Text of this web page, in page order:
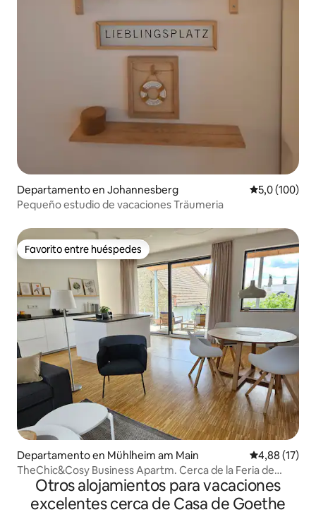
Departamento en Johannesberg Calificación
5,0 (100)
Pequeño estudio de vacaciones Träumeria
Favorito entre huéspedes
Favorito entre huéspedes
Departamento en Mühlheim am Main Calificación
4,88 (17)
TheChic&Cosy Business Apartm. Cerca de la Feria de
Fráncfort
Otros alojamientos para vacaciones
excelentes cerca de Casa de Goethe